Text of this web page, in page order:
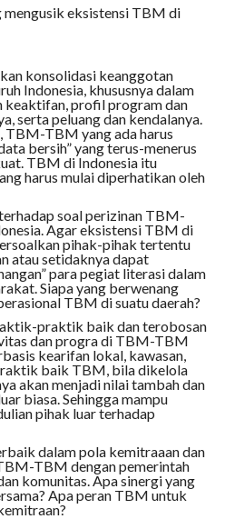
mengusik eksistensi TBM di
konsolidasi keanggotan
Indonesia, khususnya dalam
keaktifan, profil program dan
serta peluang dan kendalanya.
TBM-TBM yang ada harus
bersih” yang terus-menerus
TBM di Indonesia itu
harus mulai diperhatikan oleh
soal perizinan TBM-
Agar eksistensi TBM di
pihak-pihak tertentu
atau setidaknya dapat
para pegiat literasi dalam
Siapa yang berwenang
TBM di suatu daerah?
praktik baik dan terobosan
dan progra di TBM-TBM
kearifan lokal, kawasan,
baik TBM, bila dikelola
akan menjadi nilai tambah dan
biasa. Sehingga mampu
pihak luar terhadap
dalam pola kemitraaan dan
TBM dengan pemerintah
komunitas. Apa sinergi yang
Apa peran TBM untuk